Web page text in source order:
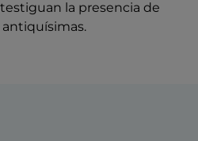
la presencia de